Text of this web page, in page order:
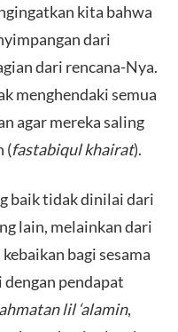
kita bahwa
dari
dari rencana-Nya.
menghendaki semua
agar mereka saling
(fastabiqul khairat).
baik tidak dinilai dari
lain, melainkan dari
bagi sesama
dengan pendapat
lil ‘alamin,